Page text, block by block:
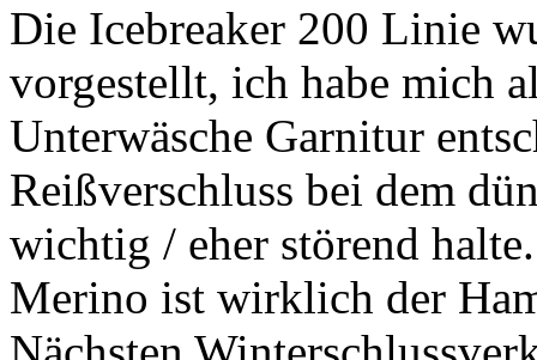
Die Icebreaker 200 Linie
vorgestellt, ich habe mich
Unterwäsche Garnitur
Reißverschluss bei dem
wichtig / eher störend
Merino ist wirklich der